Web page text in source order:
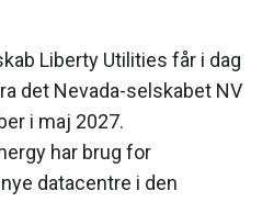
Liberty Utilities får i dag
det Nevada-selskabet NV
i maj 2027.
har brug for
datacentre i den